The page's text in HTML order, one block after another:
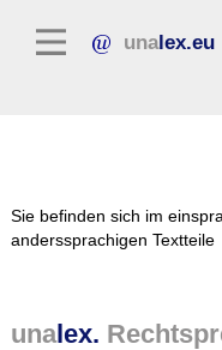
unalex.eu
Sie befinden sich im
anderssprachigen Textteile
unalex.